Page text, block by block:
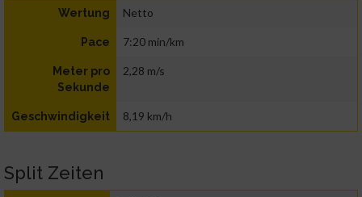
Wertung Netto
Pace 7:20 min/km
Meter pro
Sekunde
2,28 m/s
Geschwindigkeit 8,19 km/h
Split Zeiten